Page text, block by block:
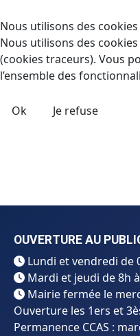
OUVERTURE AU
Lundi et vendredi de
Mardi et jeudi de 8h
Mairie fermée le
Ouverture les 1ers et
Permanence CCAS :
Nous utilisons des cookies
Nous utilisons des
(cookies traceurs). Vous
l’ensemble des
Ok Je refuse